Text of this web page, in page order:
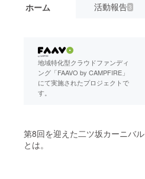
ホーム 活動報告3
地域特化型クラウドファンディ
ング「FAAVO by CAMPFIRE」
にて実施されたプロジェクトで
す。
第8回を迎えた二ツ坂カーニバル
とは。